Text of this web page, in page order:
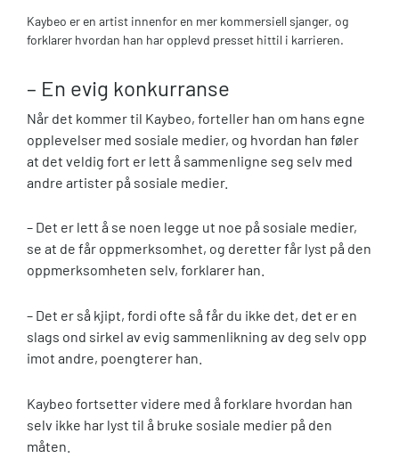
Kaybeo er en artist innenfor en mer kommersiell sjanger, og
forklarer hvordan han har opplevd presset hittil i karrieren.
– En evig konkurranse
Når det kommer til Kaybeo, forteller han om hans egne
opplevelser med sosiale medier, og hvordan han føler
at det veldig fort er lett å sammenligne seg selv med
andre artister på sosiale medier.
– Det er lett å se noen legge ut noe på sosiale medier,
se at de får oppmerksomhet, og deretter får lyst på den
oppmerksomheten selv, forklarer han.
– Det er så kjipt, fordi ofte så får du ikke det, det er en
slags ond sirkel av evig sammenlikning av deg selv opp
imot andre, poengterer han.
Kaybeo fortsetter videre med å forklare hvordan han
selv ikke har lyst til å bruke sosiale medier på den
måten.